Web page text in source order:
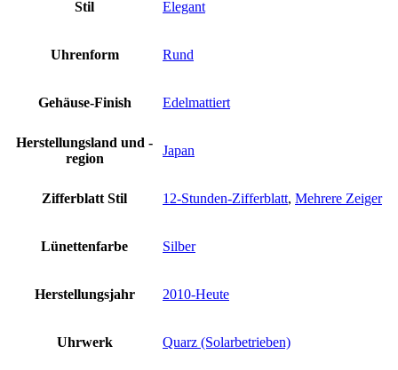
Stil Elegant
Uhrenform Rund
Gehäuse-Finish Edelmattiert
Herstellungsland und -
region
Japan
Zifferblatt Stil 12-Stunden-Zifferblatt, Mehrere Zeiger
Lünettenfarbe Silber
Herstellungsjahr 2010-Heute
Uhrwerk Quarz (Solarbetrieben)